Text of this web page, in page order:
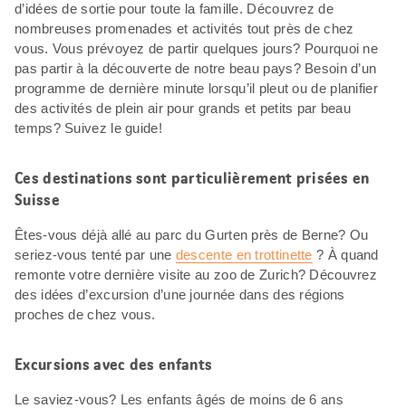
d’idées de sortie pour toute la famille. Découvrez de
nombreuses promenades et activités tout près de chez
vous. Vous prévoyez de partir quelques jours? Pourquoi ne
pas partir à la découverte de notre beau pays? Besoin d’un
programme de dernière minute lorsqu’il pleut ou de planifier
des activités de plein air pour grands et petits par beau
temps? Suivez le guide!
Ces destinations sont particulièrement prisées en
Suisse
Êtes-vous déjà allé au parc du Gurten près de Berne? Ou
seriez-vous tenté par une descente en trottinette ? À quand
remonte votre dernière visite au zoo de Zurich? Découvrez
des idées d’excursion d’une journée dans des régions
proches de chez vous.
Excursions avec des enfants
Le saviez-vous? Les enfants âgés de moins de 6 ans